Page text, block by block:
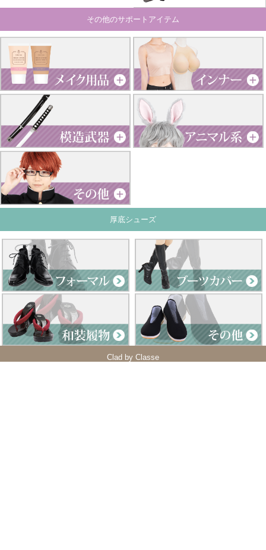
その他のサポートアイテム
厚底シューズ
Clad by Classe